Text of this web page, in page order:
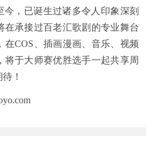
今，已诞生过诸多令人印象深刻
在承接过百老汇歌剧的专业舞台
COS、插画漫画、音乐、视频
将于大师赛优胜选手一起共享周
！